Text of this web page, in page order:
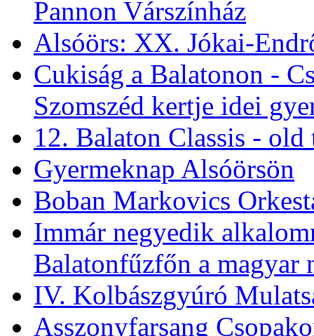
Pannon Várszínház
Alsóörs: XX. Jókai-
Cukiság a Balatonon -
Szomszéd kertje idei
12. Balaton Classis -
Gyermeknap Alsóörsön
Boban Markovics
Immár negyedik
Balatonfűzfőn a magyar
IV. Kolbászgyúró
Asszonyfarsang